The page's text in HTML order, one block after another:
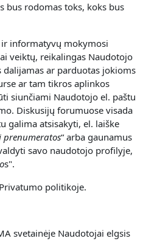
bus rodomas toks, koks bus
informatyvų mokymosi
veiktų, reikalingas Naudotojo
dalijamas ar parduotas jokioms
ar tam tikros aplinkos
siunčiami Naudotojo el. paštu
Diskusijų forumuose visada
galima atsisakyti, el. laiške
prenumeratos“ arba gaunamus
savo naudotojo profilyje,
s".
politikoje.
svetainėje Naudotojai elgsis